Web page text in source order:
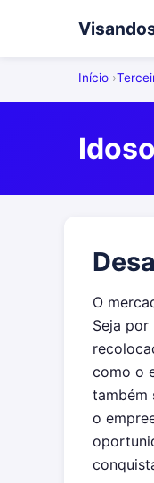
Início
O
Seja
como o
também
o